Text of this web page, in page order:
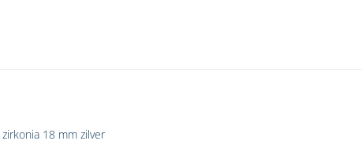
18 mm zilver